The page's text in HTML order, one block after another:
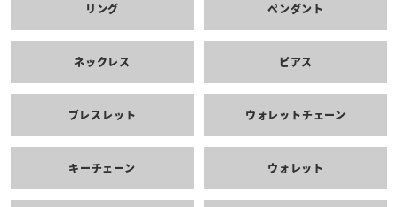
リング ペンダント
ネックレス ピアス
ブレスレット ウォレットチェーン
キーチェーン ウォレット